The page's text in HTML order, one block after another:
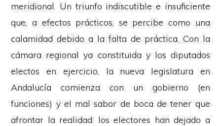
meridional. Un triunfo indiscutible e insuficiente
que, a efectos prácticos, se percibe como una
calamidad debido a la falta de práctica. Con la
cámara regional ya constituida y los diputados
electos en ejercicio, la nueva legislatura en
Andalucía comienza con un gobierno (en
funciones) y el mal sabor de boca de tener que
afrontar la realidad: los electores han dejado a